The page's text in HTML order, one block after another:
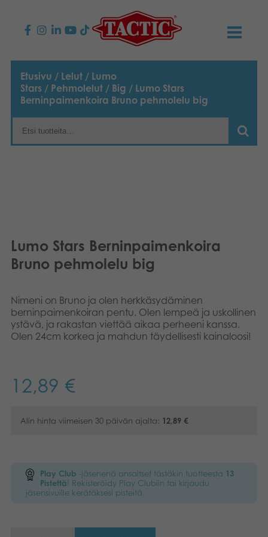
KAUPPA
Lasten pelit
Perhepelit
Lelut
Arkistoidut tuotteet
Promotuotteet
Sovellukset
AJANKOHTAISTA
TACTIC
Medialle
OMA TILI
English
Polski
Etusivu / Lelut / Lumo
Stars / Pehmolelut / Big / Lumo Stars
Berninpaimenkoira Bruno pehmolelu big
Lumo Stars Berninpaimenkoira
Bruno pehmolelu big
Nimeni on Bruno ja olen herkkäsydäminen
berninpaimenkoiran pentu. Olen lempeä ja uskollinen
ystävä, ja rakastan viettää aikaa perheeni kanssa.
Olen 24cm korkea ja mahdun täydellisesti kainaloosi!
12,89 €
Alin hinta viimeisen 30 päivän ajalta: 12,89 €
Play Club -jäsenenä ansaitset tästäkin tuotteesta 13
Pistettä! Rekisteröidy Play Clubiin tai kirjaudu
jäsensivuille kerätäksesi pisteitä.